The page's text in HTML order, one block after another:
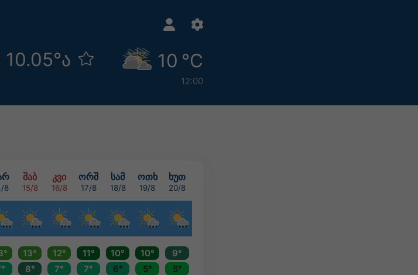
10 °C
12:00
შაბ კვი ორშ სამ ოთხ ხუთ
8 15/8 16/8 17/8 18/8 19/8 20/8
13° 12° 11° 10° 10°
9°
8° 7° 7° 6° 5°
5°